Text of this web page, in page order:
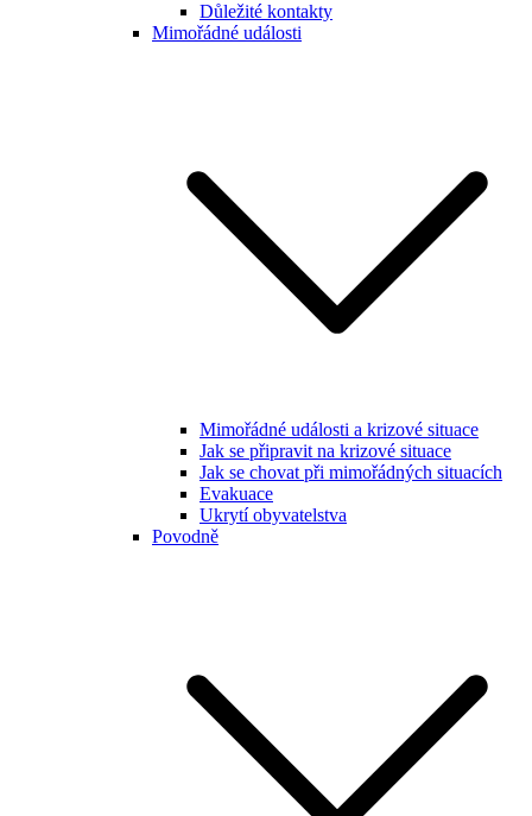
Důležité kontakty
Mimořádné události
Mimořádné události a krizové situace
Jak se připravit na krizové situace
Jak se chovat při mimořádných situacích
Evakuace
Ukrytí obyvatelstva
Povodně